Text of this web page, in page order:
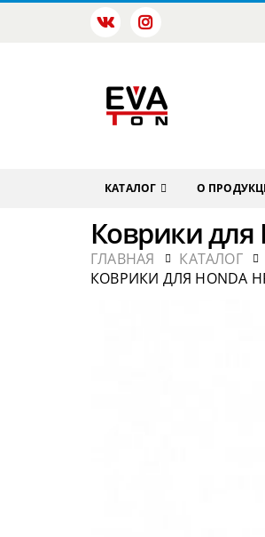
КАТАЛОГ О
Коврики для
ГЛАВНАЯ КАТАЛОГ
КОВРИКИ ДЛЯ HONDA